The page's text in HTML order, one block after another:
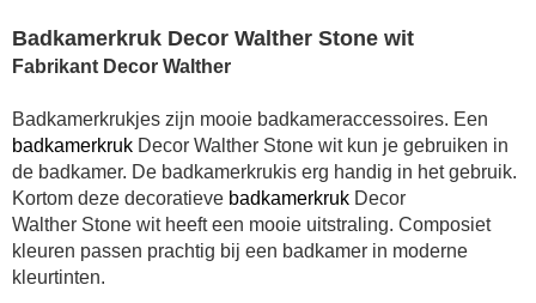
Badkamerkruk Decor Walther Stone wit
Fabrikant Decor Walther
Badkamerkrukjes zijn mooie badkameraccessoires. Een
badkamerkruk Decor Walther Stone wit kun je gebruiken in
de badkamer. De badkamerkrukis erg handig in het gebruik.
Kortom deze decoratieve badkamerkruk Decor
Walther Stone witheeft een mooie uitstraling. Composiet
kleuren passen prachtig bij een badkamer in moderne
kleurtinten.